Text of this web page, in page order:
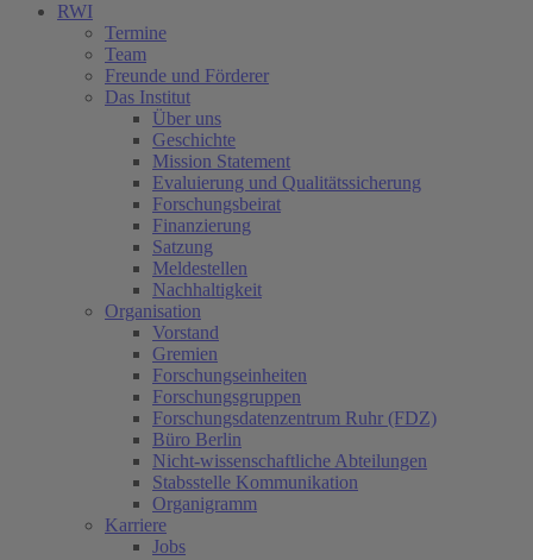
RWI
Termine
Team
Freunde und Förderer
Das Institut
Über uns
Geschichte
Mission Statement
Evaluierung und Qualitätssicherung
Forschungsbeirat
Finanzierung
Satzung
Meldestellen
Nachhaltigkeit
Organisation
Vorstand
Gremien
Forschungseinheiten
Forschungsgruppen
Forschungsdatenzentrum Ruhr (FDZ)
Büro Berlin
Nicht-wissenschaftliche Abteilungen
Stabsstelle Kommunikation
Organigramm
Karriere
Jobs